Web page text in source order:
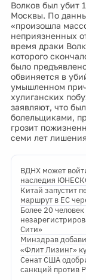
Волков был убит
Москвы. По
«произошла
неприязненных
время драки
которого
было
обвиняется в
умышленном
хулиганских
заявляют, что
болельщиками,
грозит
семи лет
ВДНХ может
наследия
Китай запустит
маршрут в ЕС
Более 20
Сити»
Минздрав
«Флит Лизинг»
Сенат США
санкций против